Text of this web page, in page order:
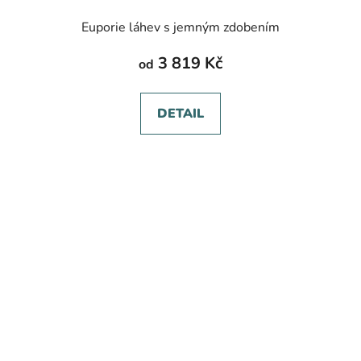
Euporie láhev s jemným zdobením
od 3 819 Kč
DETAIL